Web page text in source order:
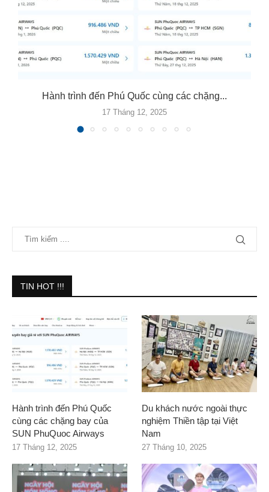
Hành trình đến Phú Quốc cùng các chặng...
17 Tháng 12, 2025
TIN HOT !!!
Hành trình đến Phú Quốc
cùng các chặng bay của
SUN PhuQuoc Airways
17 Tháng 12, 2025
Du khách nước ngoài thực
nghiệm Thiền tập tại Việt
Nam
27 Tháng 10, 2025